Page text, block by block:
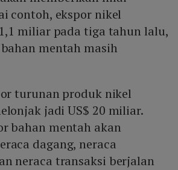
contoh, ekspor nikel
miliar pada tiga tahun lalu,
mentah masih
turunan produk nikel
jadi US$ 20 miliar.
bahan mentah akan
dagang, neraca
neraca transaksi berjalan